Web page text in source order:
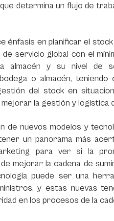
determina un flujo de
énfasis en planificar el
servicio global con el
almacén y su nivel de
o almacén,
del stock en
la gestión y logística
de nuevos modelos y
un panorama más
para ver si la
mejorar la cadena de
puede ser una
y estas nuevas
en los procesos de la